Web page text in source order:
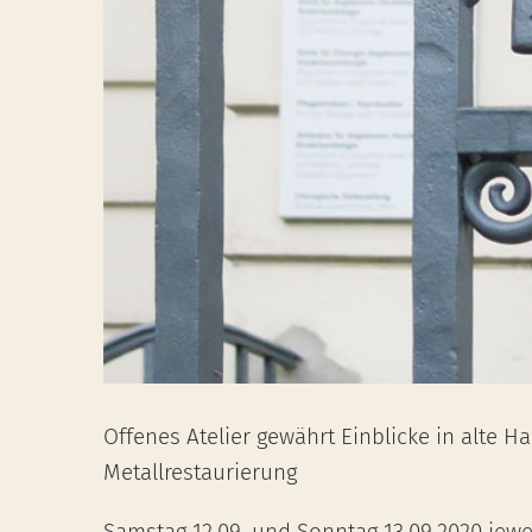
Offenes Atelier gewährt Einblicke in alte
Metallrestaurierung